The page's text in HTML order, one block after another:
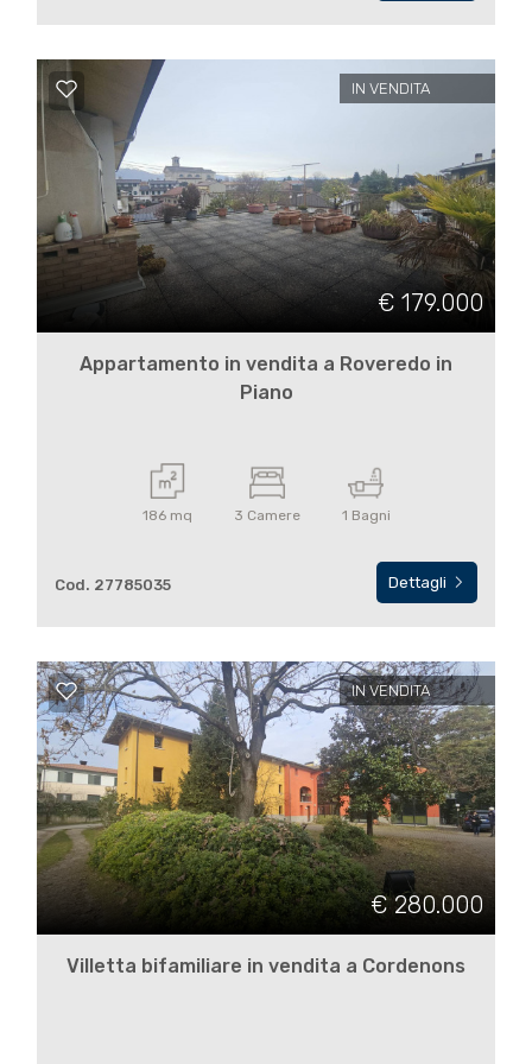
IN VENDITA
€ 179.000
Appartamento in vendita a Roveredo in
Piano
186 mq 3 Camere 1 Bagni
Cod. 27785035 Dettagli
IN VENDITA
€ 280.000
Villetta bifamiliare in vendita a Cordenons
4
5+
Camere
minime
3
4
5
5+
Altre
opzioni